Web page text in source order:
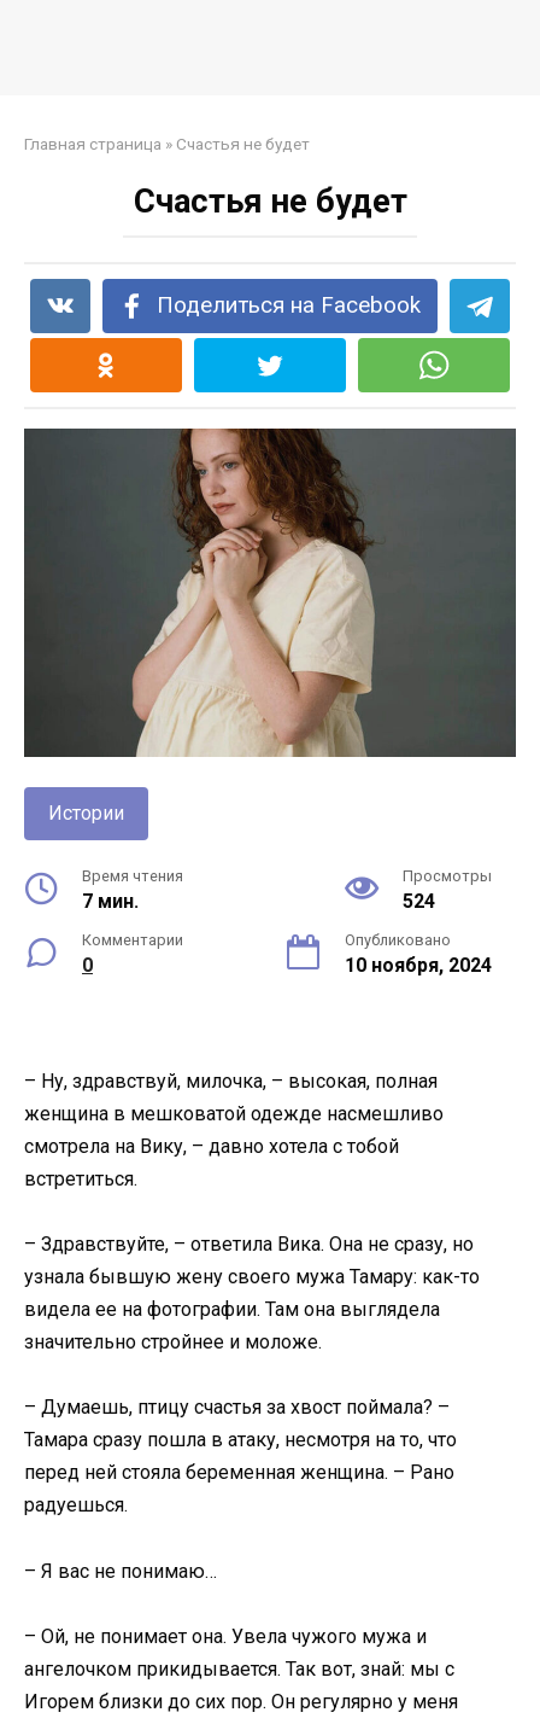
Главная страница » Счастья не будет
Счастья не будет
Поделиться на Facebook
Истории
Время чтения
7 мин.
Просмотры
524
Комментарии
0
Опубликовано
10 ноября, 2024
– Ну, здравствуй, милочка, – высокая, полная
женщина в мешковатой одежде насмешливо
смотрела на Вику, – давно хотела с тобой
встретиться.
– Здравствуйте, – ответила Вика. Она не сразу, но
узнала бывшую жену своего мужа Тамару: как-то
видела ее на фотографии. Там она выглядела
значительно стройнее и моложе.
– Думаешь, птицу счастья за хвост поймала? –
Тамара сразу пошла в атаку, несмотря на то, что
перед ней стояла беременная женщина. – Рано
радуешься.
– Я вас не понимаю…
– Ой, не понимает она. Увела чужого мужа и
ангелочком прикидывается. Так вот, знай: мы с
Игорем близки до сих пор. Он регулярно у меня